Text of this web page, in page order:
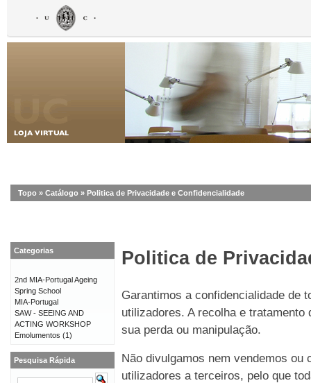
Topo » Catálogo » Politica de Privacidade e Confidencialidade
Politica de
Garantimos a confidencialidade de
utilizadores. A recolha e
sua perda ou manipulação.
Não divulgamos nem vendemos
utilizadores a terceiros, pelo que
Categorias
2nd MIA-Portugal Ageing
Spring School
MIA-Portugal
SAW - SEEING AND
ACTING WORKSHOP
Emolumentos (1)
Pesquisa Rápida